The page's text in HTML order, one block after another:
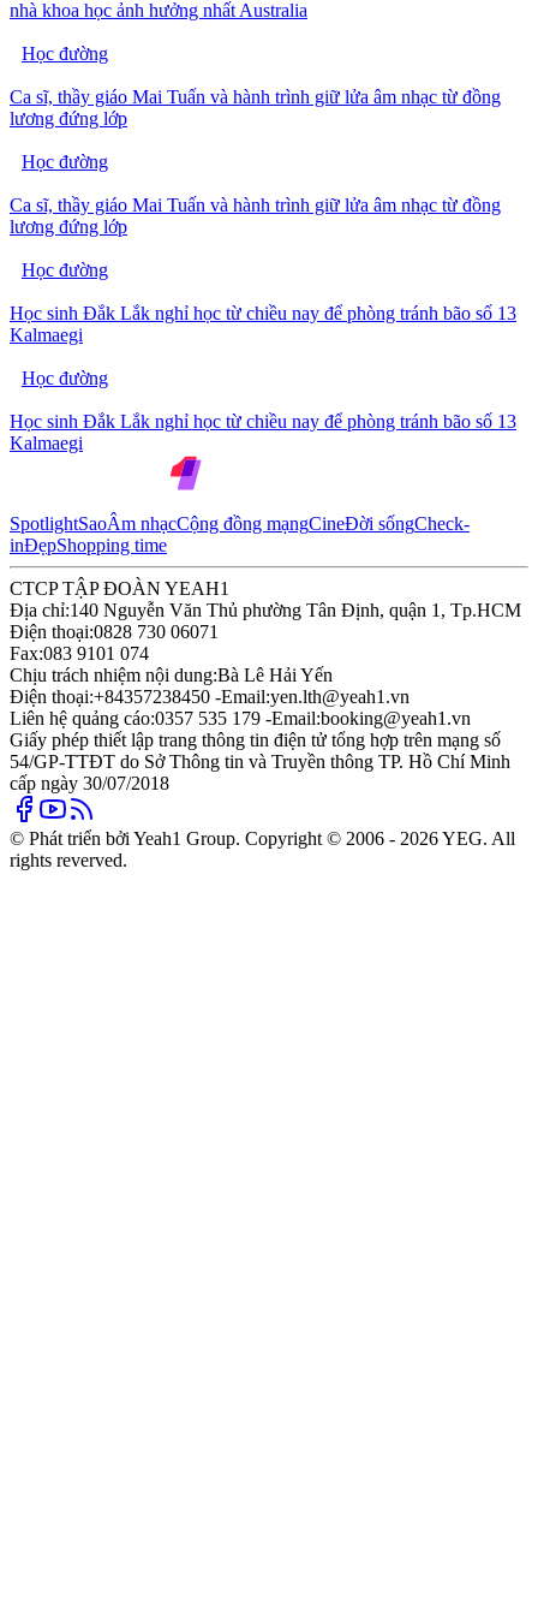
nhà khoa học ảnh hưởng nhất Australia
Học đường
Ca sĩ, thầy giáo Mai Tuấn và hành trình giữ lửa âm nhạc từ đồng
lương đứng lớp
Học đường
Ca sĩ, thầy giáo Mai Tuấn và hành trình giữ lửa âm nhạc từ đồng
lương đứng lớp
Học đường
Học sinh Đắk Lắk nghỉ học từ chiều nay để phòng tránh bão số 13
Kalmaegi
Học đường
Học sinh Đắk Lắk nghỉ học từ chiều nay để phòng tránh bão số 13
Kalmaegi
SpotlightSaoÂm nhạcCộng đồng mạngCineĐời sốngCheck-
inĐẹpShopping time
CTCP TẬP ĐOÀN YEAH1
Địa chỉ:140 Nguyễn Văn Thủ phường Tân Định, quận 1, Tp.HCM
Điện thoại:0828 730 06071
Fax:083 9101 074
Chịu trách nhiệm nội dung:Bà Lê Hải Yến
Điện thoại:+84357238450 -Email:yen.lth@yeah1.vn
Liên hệ quảng cáo:0357 535 179 -Email:booking@yeah1.vn
Giấy phép thiết lập trang thông tin điện tử tổng hợp trên mạng số
54/GP-TTĐT do Sở Thông tin và Truyền thông TP. Hồ Chí Minh
cấp ngày 30/07/2018
© Phát triển bởi Yeah1 Group. Copyright © 2006 - 2026 YEG. All
rights reverved.